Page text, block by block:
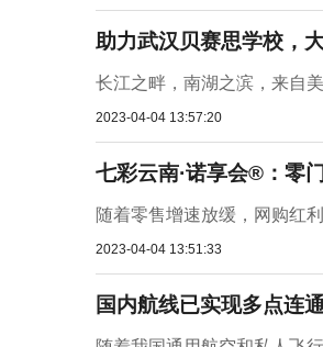
助力武汉贝赛思学校，
长江之畔，南湖之滨，来自
2023-04-04 13:57:20
七彩云南·诺享会®：零
随着零售增速放缓，网购红
2023-04-04 13:51:33
国内航线已实现多点连